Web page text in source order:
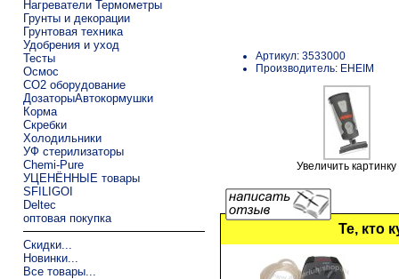
Нагреватели Термометры
Грунты и декорации
Грунтовая техника
Удобрения и уход
Тесты
Осмос
CO2 оборудование
ДозаторыАвтокормушки
Корма
Скребки
Холодильники
УФ стерилизаторы
Chemi-Pure
УЦЕНЁННЫЕ товары
SFILIGOI
Deltec
оптовая покупка
Скидки...
Новинки...
Все товары...
Артикул: 3533000
Производитель: EHEIM
Увеличить картинку
Те, кто